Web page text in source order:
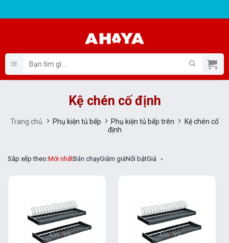
kiếm:
Kệ chén cố định
Trang chủ Phụ kiện tủ bếp Phụ kiện tủ bếp trên
Kệ chén cố
định
Sắp xếp theo:Mới nhấtBán chạyGiảm giáNổi bậtGiá